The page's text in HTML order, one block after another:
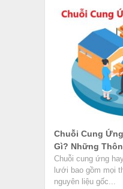
Chuỗi Cung
Gì? Những
Chuỗi cung ứng
lưới bao gồm mọi
nguyên liệu gốc...